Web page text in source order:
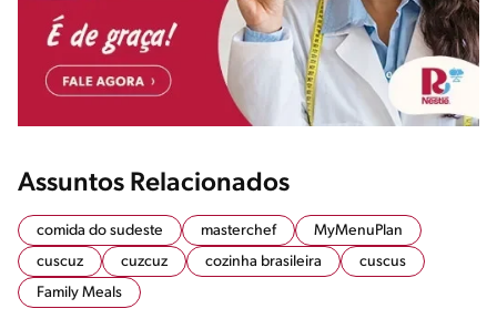
Assuntos Relacionados
comida do sudeste masterchef
MyMenuPlan
cuscuz
cuzcuz cozinha brasileira
cuscus
Family Meals